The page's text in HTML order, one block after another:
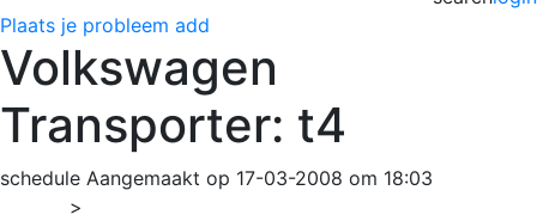
Plaats je probleem add
Volkswagen
Transporter: t4
schedule Aangemaakt op 17-03-2008 om 18:03
>